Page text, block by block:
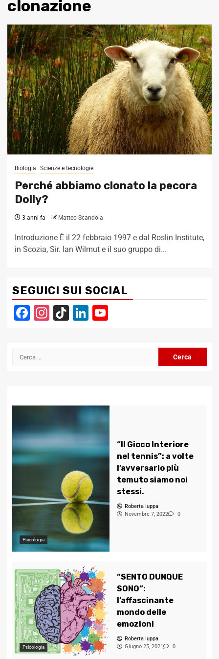
clonazione
Biologia Scienze e tecnologie
Perché abbiamo clonato la pecora
Dolly?
3 anni fa Matteo Scandola
Introduzione È il 22 febbraio 1997 e dal Roslin Institute,
in Scozia, Sir. Ian Wilmut e il suo gruppo di...
SEGUICI SUI SOCIAL
Facebook
Instagram
TikTokLinkedIn
Ricerca
Psicologia
“Il Gioco Interiore
nel tennis”: a volte
l’avversario più
temuto siamo noi
stessi.
Roberta Iuppa
Novembre 7, 2022
0
Psicologia
“SENTO DUNQUE
SONO”:
l’affascinante
mondo delle
emozioni
Roberta Iuppa
Giugno 25, 2021
0